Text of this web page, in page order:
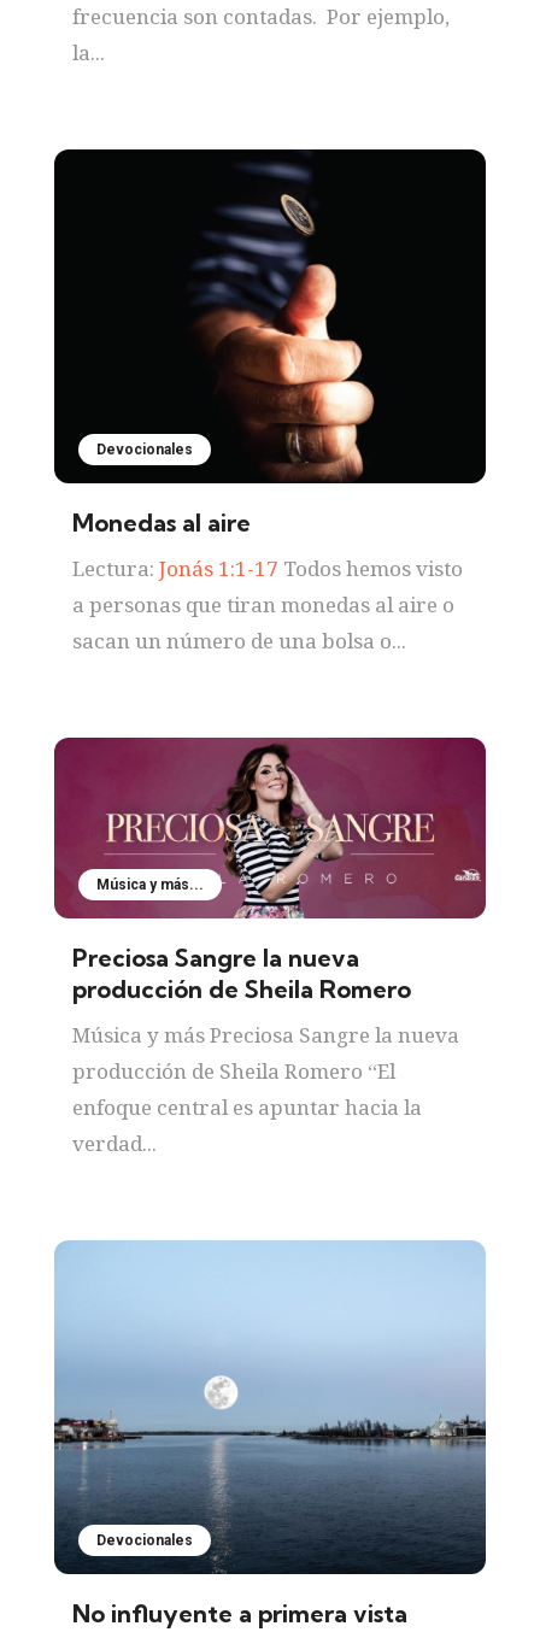
frecuencia son contadas. Por ejemplo,
la...
Devocionales
Monedas al aire
Lectura: Jonás 1:1-17 Todos hemos visto
a personas que tiran monedas al aire o
sacan un número de una bolsa o...
Música y más...
Preciosa Sangre la nueva
producción de Sheila Romero
Música y más Preciosa Sangre la nueva
producción de Sheila Romero “El
enfoque central es apuntar hacia la
verdad...
Devocionales
No influyente a primera vista